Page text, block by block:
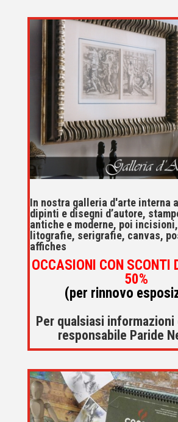
In nostra galleria d'arte interna
dipinti e disegni d’autore,
antiche e moderne, poi
litografie, serigrafie, canvas,
affiches
OCCASIONI CON SCONTI
50%
(per rinnovo
Per qualsiasi informazioni
responsabile Paride